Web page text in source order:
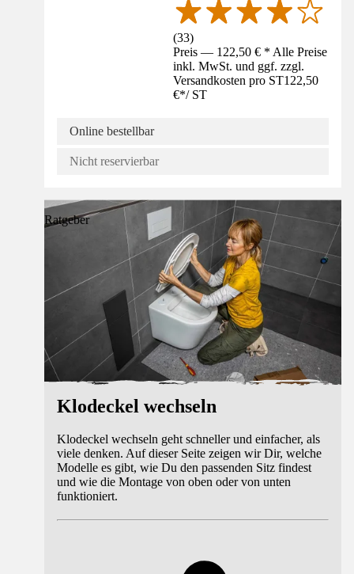
(33)
Preis — 122,50 € * Alle Preise
inkl. MwSt. und ggf. zzgl.
Versandkosten pro ST122,50
€*/ ST
Online bestellbar
Nicht reservierbar
Ratgeber
Klodeckel wechseln
Klodeckel wechseln geht schneller und einfacher, als
viele denken. Auf dieser Seite zeigen wir Dir, welche
Modelle es gibt, wie Du den passenden Sitz findest
und wie die Montage von oben oder von unten
funktioniert.